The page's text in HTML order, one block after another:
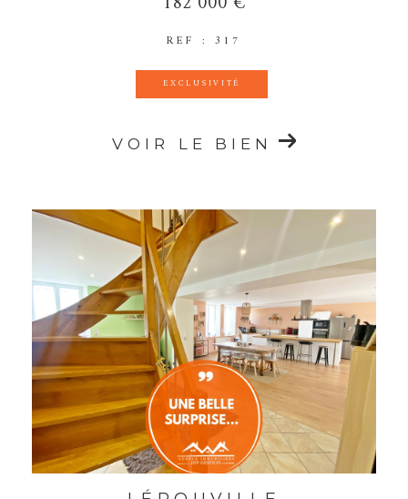
REF : 317
EXCLUSIVITÉ
VOIR LE BIEN